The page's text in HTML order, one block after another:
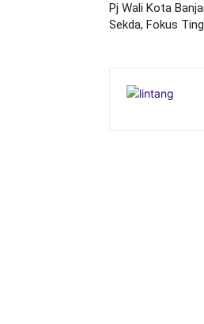
Pj Wali Kota
Sekda, Fokus